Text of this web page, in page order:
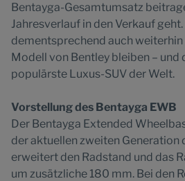
Bentayga-Gesamtumsatz
Jahresverlauf in den Verkauf
dementsprechend auch
Modell von Bentley bleiben –
populärste Luxus-SUV der Welt.
Vorstellung des Bentayga EWB
Der Bentayga Extended
der aktuellen zweiten Generation
erweitert den Radstand und das
um zusätzliche 180 mm. Bei den